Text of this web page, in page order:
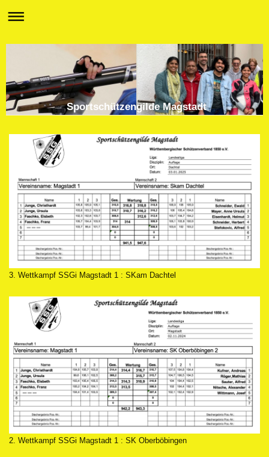
Sportschützengilde Magstadt
3. Wettkampf SSGi Magstadt 1 : SKam Dachtel
2. Wettkampf SSGi Magstadt 1 : SK Oberböbingen